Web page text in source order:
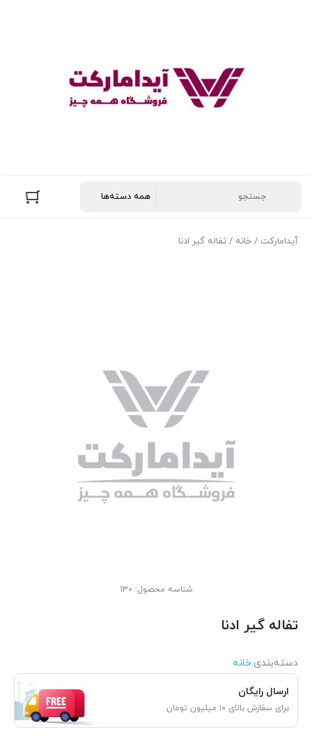
آیدامارکت / خانه / تفاله گیر ادنا
شناسه محصول: 130
تفاله گیر ادنا
دسته‌بندی‌:خانه
ارسال رایگان
برای سفارش بالای ۱۰ میلیون تومان